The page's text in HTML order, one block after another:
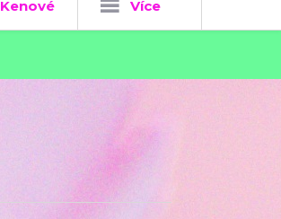
Kenové Více